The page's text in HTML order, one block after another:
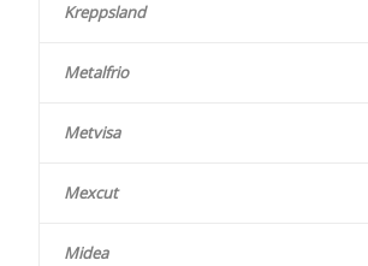
Kreppsland
Metalfrio
Metvisa
Mexcut
Midea